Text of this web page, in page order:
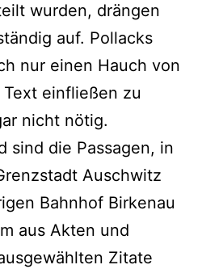
wurden, drängen
auf. Pollacks
nur einen Hauch von
einfließen zu
nicht nötig.
sind die Passagen, in
Auschwitz
Bahnhof Birkenau
aus Akten und
Zitate